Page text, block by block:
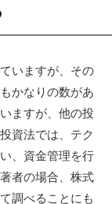
いますが、その
かなりの数があ
ますが、他の投
資法では、テク
、資金管理を行
者の場合、株式
調べることにも